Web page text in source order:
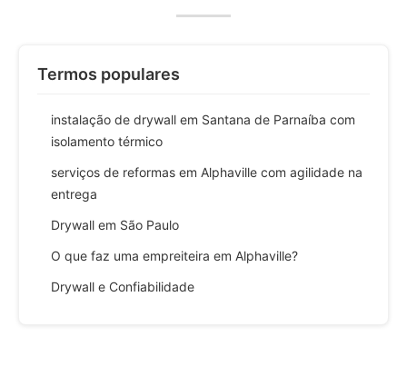
Termos populares
instalação de drywall em Santana de Parnaíba com
isolamento térmico
serviços de reformas em Alphaville com agilidade na
entrega
Drywall em São Paulo
O que faz uma empreiteira em Alphaville?
Drywall e Confiabilidade